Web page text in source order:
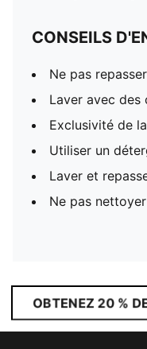
CONSEILS
Ne pas
Laver avec des
Exclusivité de
Utiliser un
Laver et
Ne pas
OBTENEZ 20 %